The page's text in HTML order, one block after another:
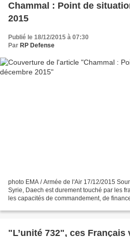
Chammal : Point de
2015
Publié le 18/12/2015 à 07:30
Par RP Defense
photo EMA / Armée de l'Air 17/12/2015
Syrie, Daech est durement touché par les
les capacités de commandement, de
"L’unité 732", ces